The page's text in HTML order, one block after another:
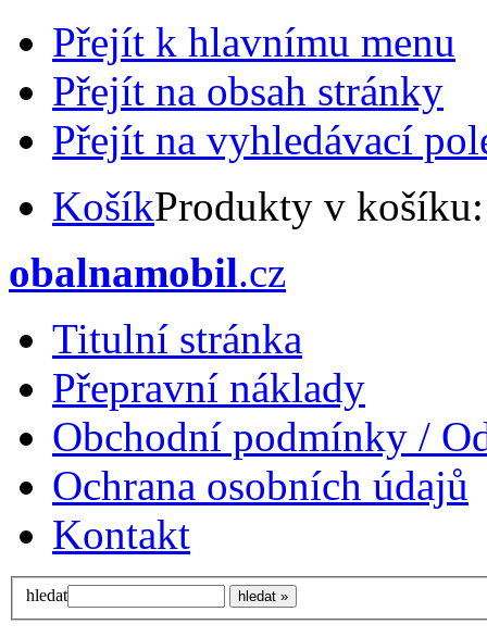
Přejít k hlavnímu menu
Přejít na obsah stránky
Přejít na vyhledávací
KošíkProdukty v
obalnamobil.cz
Titulní stránka
Přepravní náklady
Obchodní podmínky /
Ochrana osobních údajů
Kontakt
hledat